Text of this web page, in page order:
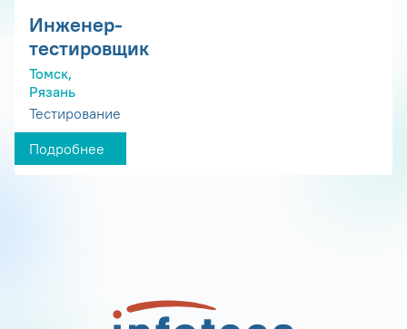
Инженер-
тестировщик
Томск,
Рязань
Тестирование
Подробнее